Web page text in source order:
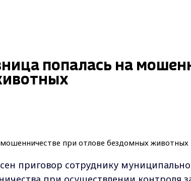
попалась на
приговор сотруднику